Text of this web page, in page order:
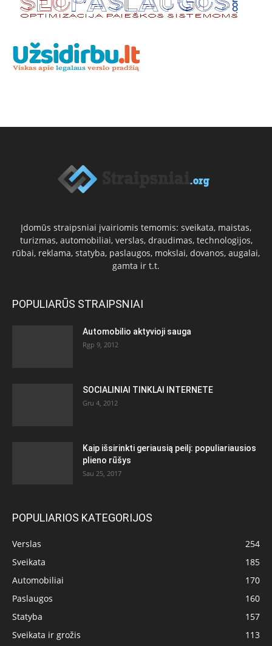
Įdomūs straipsniai įvairiomis temomis: sveikata, maistas,
turizmas, automobiliai, verslas, draudimas, technologijos,
rūbai, reklama, statyba, paslaugos, mokslai, dovanos, augalai,
gamta ir t.t.
POPULIARŪS STRAIPSNIAI
Automobilio aktyvioji sauga
Rgp 9, 2012
SOCIALINIAI TINKLAI INTERNETE
Gru 4, 2012
Kaip išsirinkti geriausią peilį: populiariausios
plieno rūšys
Sau 25, 2017
POPULIARIOS KATEGORIJOS
Verslas
254
Sveikata
185
Automobiliai
170
Paslaugos
160
Statyba
157
Sveikata ir grožis
113